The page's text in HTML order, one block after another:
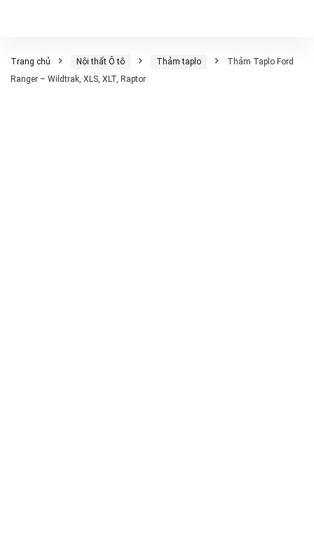
Trang chủ Nội thất Ô tô Thảm taplo
Thảm Taplo Ford
Ranger – Wildtrak, XLS, XLT, Raptor